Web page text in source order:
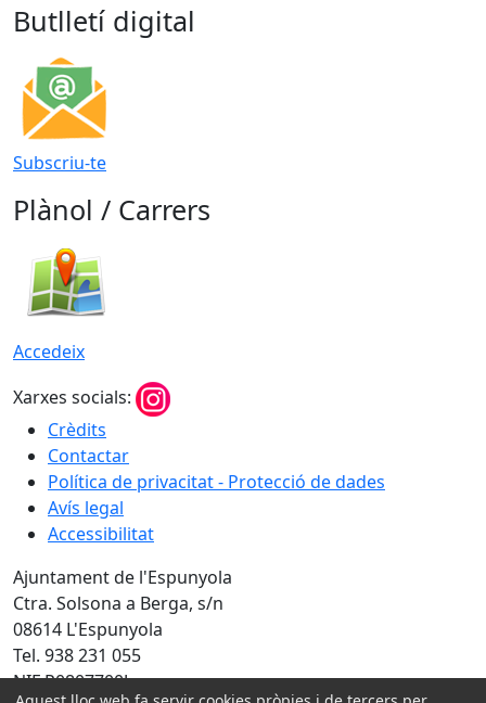
Butlletí digital
Subscriu-te
Plànol / Carrers
Accedeix
Xarxes socials:
Crèdits
Contactar
Política de privacitat - Protecció de dades
Avís legal
Accessibilitat
Ajuntament de l'Espunyola
Ctra. Solsona a Berga, s/n
08614 L'Espunyola
Tel. 938 231 055
NIF P0807700J